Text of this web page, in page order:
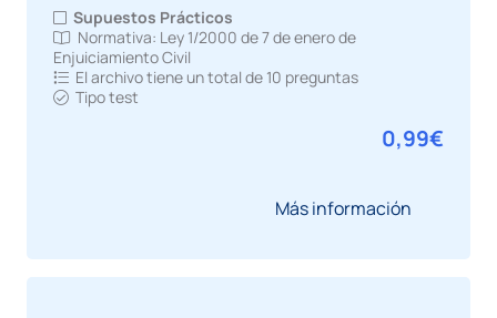
Supuestos Prácticos
Normativa: Ley 1/2000 de 7 de enero de
Enjuiciamiento Civil
El archivo tiene un total de 10 preguntas
Tipo test
0,99€
Más información